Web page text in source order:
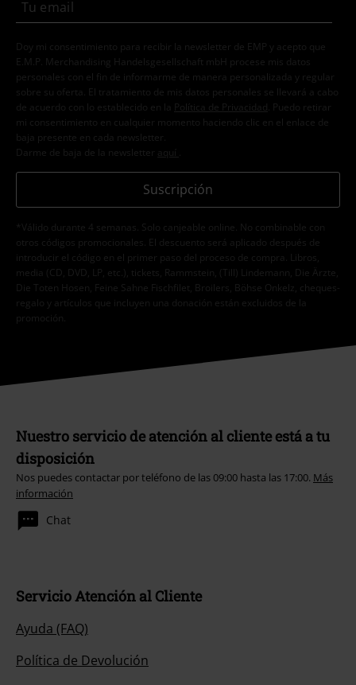
Doy mi consentimiento para recibir la newsletter de EMP y acepto que
E.M.P. Merchandising Handelsgesellschaft mbH procese mis datos
personales con el fin de informarme de manera personalizada y regular
sobre su oferta. El tratamiento de mis datos personales se llevará a cabo
de acuerdo con lo establecido en la
Política de Privacidad . Puedo retirar
mi consentimiento en cualquier momento haciendo clic en el enlace de
baja presente en cada newsletter.
Darme de baja de la newsletter
aquí
Suscripción
*Válido durante 4 semanas. Solo canjeable online. No combinable con
otros códigos promocionales. El descuento será aplicado después de
introducir el código en el primer paso del proceso de compra. Libros,
media (CD, DVD, LP, etc.), tickets, Rammstein, (Till) Lindemann, Die Ärzte,
Die Toten Hosen, Feine Sahne Fischfilet, Broilers, Böhse Onkelz, cheques-
regalo y artículos que incluyen una donación están excluidos de la
promoción.
Nuestro servicio de atención al cliente está a tu
disposición
Nos puedes contactar por teléfono de las 09:00 hasta las 17:00. Más
información
Chat
Servicio Atención al Cliente
Ayuda (FAQ)
Política de Devolución